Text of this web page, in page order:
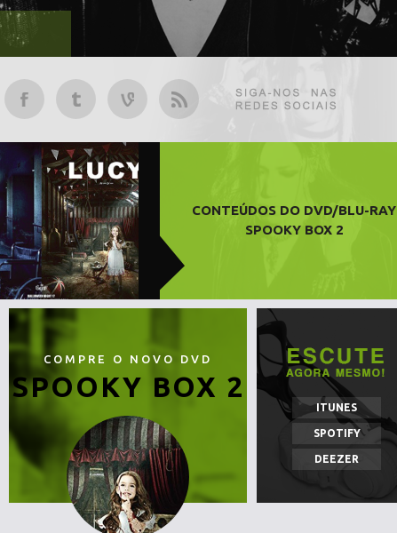
CONTEÚDOS DO DVD/BLU-RAY
SPOOKY BOX 2
COMPRE O NOVO DVD
SPOOKY BOX 2
ITUNES
SPOTIFY
DEEZER